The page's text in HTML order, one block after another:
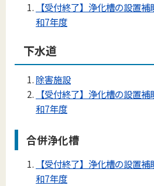
【受付終了】浄化槽の設置
和7年度
下水道
除害施設
【受付終了】浄化槽の設置
和7年度
合併浄化槽
【受付終了】浄化槽の設置
和7年度